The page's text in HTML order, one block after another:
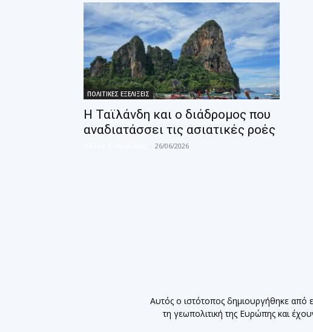
ΠΟΛΙΤΙΚΕΣ ΕΞΕΛΙΞΕΙΣ
Η Ταϊλάνδη και ο διάδρομος που
αναδιατάσσει τις ασιατικές ροές
- 26/06/2026
Αυτός ο ιστότοπος δημιουργήθηκε από
τη γεωπολιτική της Ευρώπης και